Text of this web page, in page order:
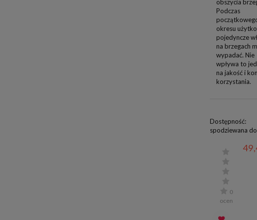
obszycia
Podczas
okresu
pojedyncze
na brzegach
wypadać. Nie
wpływa to
na jakość i
korzystania.
Dostępność:
spodziewana
0
ocen